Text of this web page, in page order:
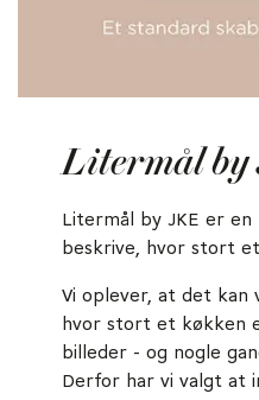
Litermål by
Litermål by JKE er
beskrive, hvor stort
Vi oplever, at det
hvor stort et køkken
billeder - og nogle
Derfor har vi valgt at